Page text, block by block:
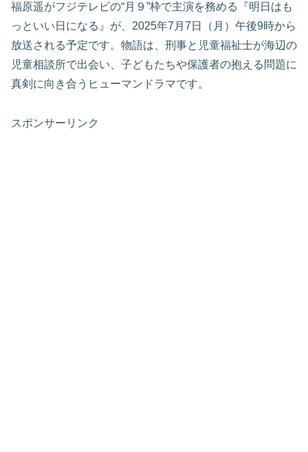
福原遥がフジテレビの“月９”枠で主演を務める『明日はも
っといい日になる』が、2025年7月7日（月）午後9時から
放送される予定です。物語は、刑事と児童福祉士が海辺の
児童相談所で出会い、子どもたちや保護者の抱える問題に
真剣に向き合うヒューマンドラマです。
スポンサーリンク